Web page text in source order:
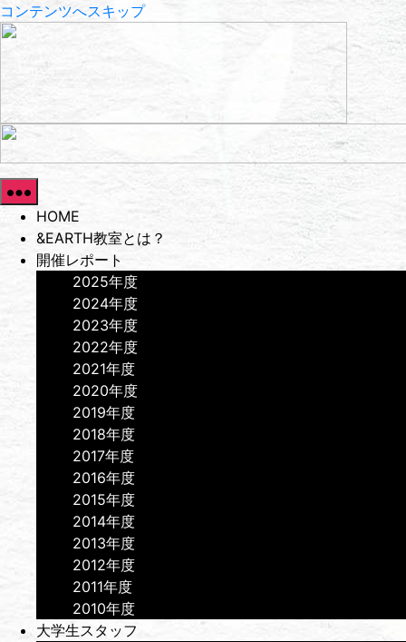
コンテンツへスキップ
HOME
&EARTH教室とは？
開催レポート
2025年度
2024年度
2023年度
2022年度
2021年度
2020年度
2019年度
2018年度
2017年度
2016年度
2015年度
2014年度
2013年度
2012年度
2011年度
2010年度
大学生スタッフ